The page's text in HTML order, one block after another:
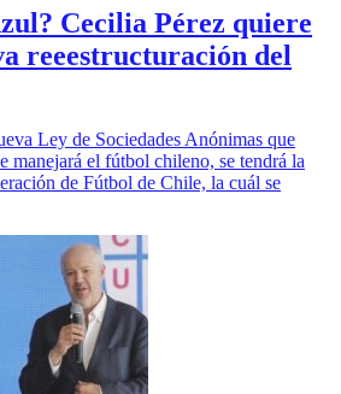
Cecilia Pérez quiere
reeestructuración del
Ley de Sociedades Anónimas que
manejará el fútbol chileno, se tendrá la
de Fútbol de Chile, la cuál se